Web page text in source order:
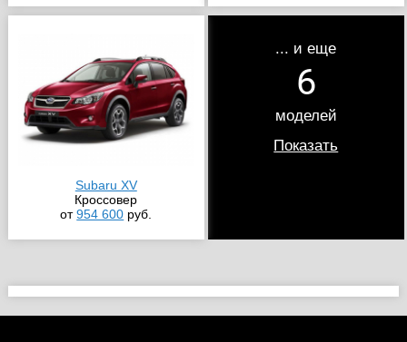
Subaru XV
Кроссовер
от954 600 руб.
... и еще
6
моделей
Показать